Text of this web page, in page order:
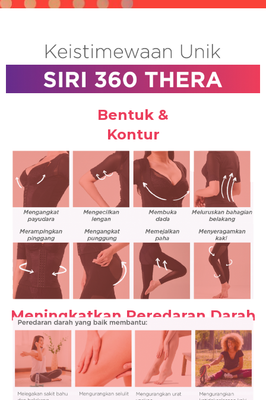
Bentuk &
Kontur
Meningkatkan Peredaran Darah